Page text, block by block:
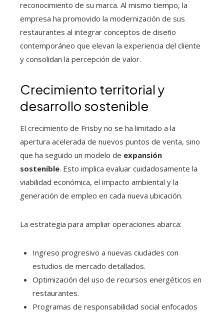
reconocimiento de su marca. Al mismo tiempo, la
empresa ha promovido la modernización de sus
restaurantes al integrar conceptos de diseño
contemporáneo que elevan la experiencia del cliente
y consolidan la percepción de valor.
Crecimiento territorial y
desarrollo sostenible
El crecimiento de Frisby no se ha limitado a la
apertura acelerada de nuevos puntos de venta, sino
que ha seguido un modelo de expansión
sostenible. Esto implica evaluar cuidadosamente la
viabilidad económica, el impacto ambiental y la
generación de empleo en cada nueva ubicación.
La estrategia para ampliar operaciones abarca:
Ingreso progresivo a nuevas ciudades con
estudios de mercado detallados.
Optimización del uso de recursos energéticos en
restaurantes.
Programas de responsabilidad social enfocados